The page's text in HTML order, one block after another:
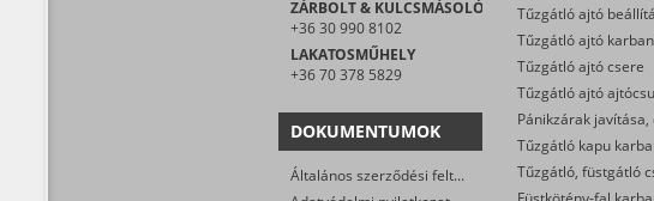
ZÁRBOLT & KULCSMÁSOLÓ
+36 30 990 8102
LAKATOSMŰHELY
+36 70 378 5829
DOKUMENTUMOK
Általános szerződési feltételek
Tűzgátló ajtó
Tűzgátló ajtó
Tűzgátló ajtó csere